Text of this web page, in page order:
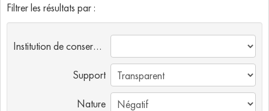
Filtrer les résultats par :
Institution de conservation
Support
Nature